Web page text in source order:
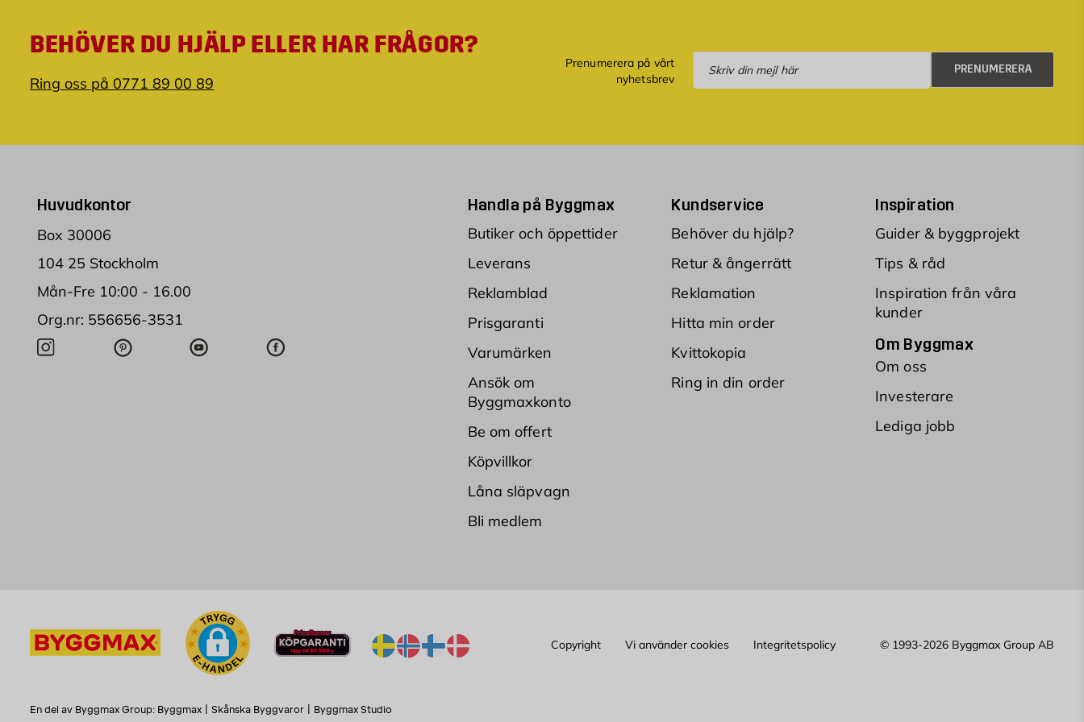
BEHÖVER DU HJÄLP ELLER HAR FRÅGOR?
Ring oss på 0771 89 00 89
Prenumerera på vårt
nyhetsbrev
Prenumerera
PRENUMERERA
Huvudkontor
Box 30006
104 25 Stockholm
Mån-Fre 10:00 - 16.00
Org.nr: 556656-3531
Handla på Byggmax
Butiker och öppettider
Leverans
Reklamblad
Prisgaranti
Varumärken
Ansök om
Byggmaxkonto
Be om offert
Köpvillkor
Låna släpvagn
Bli medlem
Kundservice
Behöver du hjälp?
Retur & ångerrätt
Reklamation
Hitta min order
Kvittokopia
Ring in din order
Inspiration
Guider & byggprojekt
Tips & råd
Inspiration från våra
kunder
Om Byggmax
Om oss
Investerare
Lediga jobb
Copyright Vi använder cookies Integritetspolicy © 1993-2026 Byggmax Group AB
En del av Byggmax Group: Byggmax Skånska Byggvaror Byggmax Studio